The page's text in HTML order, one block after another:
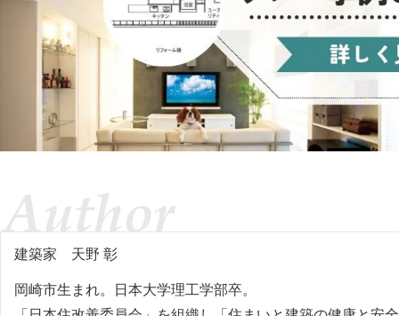
建築家 天野 彰
岡崎市生まれ。日本大学理工学部卒。